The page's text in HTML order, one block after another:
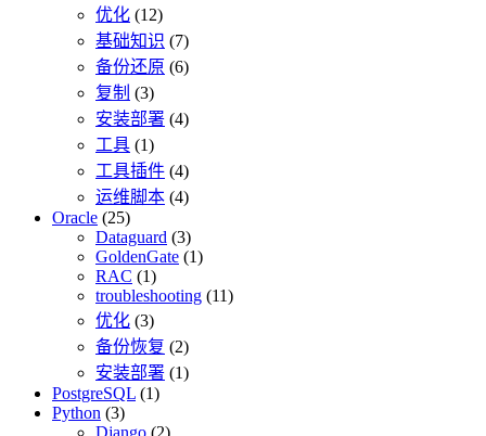
优化 (12)
基础知识 (7)
备份还原 (6)
复制 (3)
安装部署 (4)
工具 (1)
工具插件 (4)
运维脚本 (4)
Oracle (25)
Dataguard (3)
GoldenGate (1)
RAC (1)
troubleshooting (11)
优化 (3)
备份恢复 (2)
安装部署 (1)
PostgreSQL (1)
Python (3)
Django (2)